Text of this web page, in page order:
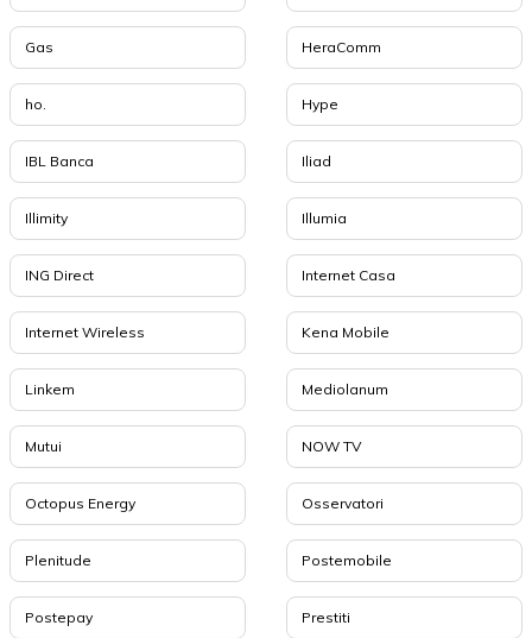
Gas HeraComm
ho. Hype
IBL Banca Iliad
Illimity Illumia
ING Direct Internet Casa
Internet Wireless Kena Mobile
Linkem Mediolanum
Mutui NOW TV
Octopus Energy Osservatori
Plenitude Postemobile
Postepay Prestiti